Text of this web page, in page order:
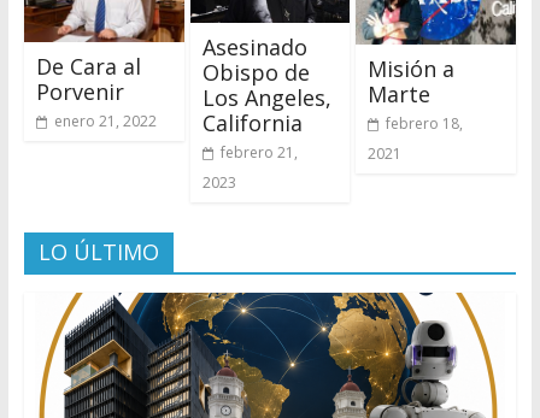
De Cara al
Porvenir
enero 21, 2022
Asesinado
Obispo de
Los Angeles,
California
febrero 21,
2023
Misión a
Marte
febrero 18,
2021
LO ÚLTIMO